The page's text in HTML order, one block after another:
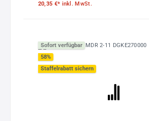
20,35 €* inkl. MwSt.
Sofort verfügbar
58%
Staffelrabatt sichern